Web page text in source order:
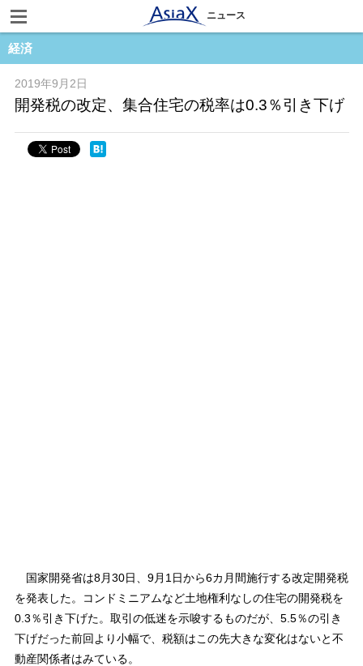
ニュース
経済
2019年9月2日
開発税の改定、集合住宅の税率は0.3％引き下げ
国家開発省は8月30日、9月1日から6カ月間施行する改定開発税
を発表した。コンドミニアムなど土地権利なしの住宅の開発税を
0.3％引き下げた。取引の低迷を示唆するものだが、5.5％の引き
下げだった前回より小幅で、税額はこの先大きな変化はないと不
動産関係者はみている。